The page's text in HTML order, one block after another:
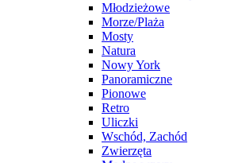
Młodzieżowe
Morze/Plaża
Mosty
Natura
Nowy York
Panoramiczne
Pionowe
Retro
Uliczki
Wschód, Zachód
Zwierzęta